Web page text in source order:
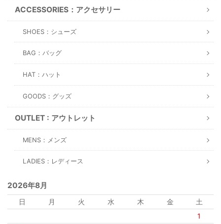
ACCESSORIES：アクセサリー
SHOES：シューズ
BAG：バッグ
HAT：ハット
GOODS：グッズ
OUTLET : アウトレット
MENS：メンズ
LADIES：レディース
2026年8月
日 月 火 水 木 金
土
1